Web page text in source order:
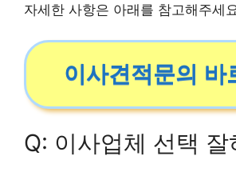
자세한 사항은 아래를 참고해주세
이사견적문의 바
Q: 이사업체 선택 잘